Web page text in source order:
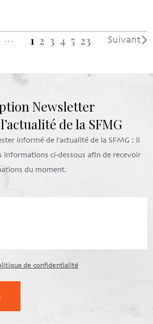
… 1 2 3 4 5 23 Suivant
Newsletter
de la SFMG
informé de l'actualité de la SFMG : il
informations ci-dessous afin de recevoir
du moment.
de confidentialité